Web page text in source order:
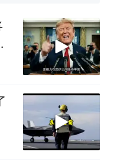
售价公布：
头放菜刀的女孩，